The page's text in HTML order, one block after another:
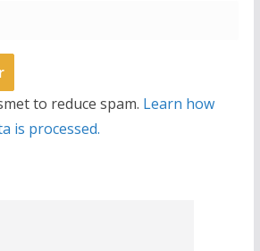
to reduce spam. Learn how
is processed.